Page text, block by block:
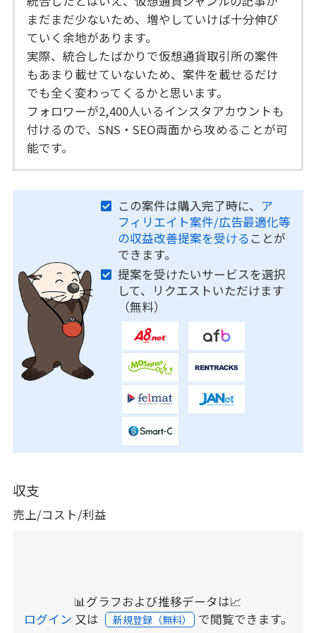
まだまだ少ないため、増やしていけば十分伸び
ていく余地があります。
実際、統合したばかりで仮想通貨取引所の案件
もあまり載せていないため、案件を載せるだけ
でも全く変わってくるかと思います。
フォロワーが2,400人いるインスタアカウントも
付けるので、SNS・SEO両面から攻めることが可
能です。
この案件は購入完了時に、 ア
フィリエイト案件/広告最適化等
の収益改善提案を受ける ことが
できます。
提案を受けたいサービスを選択
して、リクエストいただけます
（無料）
収支
売上/コスト/利益
📊グラフおよび推移データは📈
ログイン 又は 新規登録（無料） で閲覧できます。